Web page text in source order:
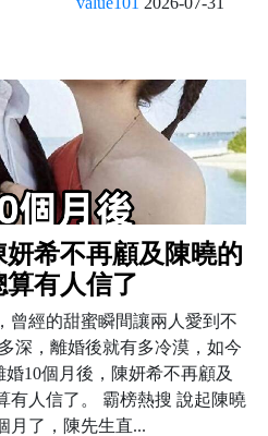
希不再顧及陳曉的
有人信了
曾經的甜蜜瞬間讓兩人愛到不
深，離婚後就有多冷漠，如今
10個月後，陳妍希不再顧及
有人信了。 霸榜熱搜 說起陳曉
月了，陳先生直...